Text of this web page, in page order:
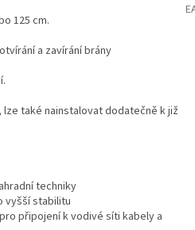
125 cm.
a zavírání brány
také nainstalovat dodatečně k již
techniky
vyšší stabilitu
připojení k vodivé síti kabely a